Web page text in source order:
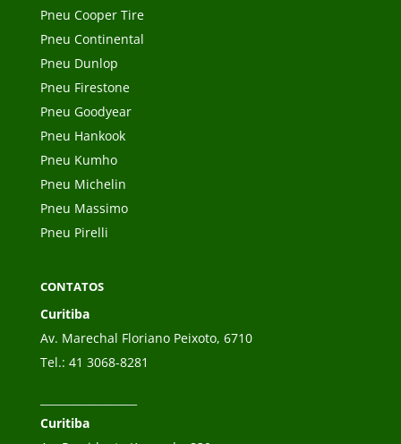
Pneu Cooper Tire
Pneu Continental
Pneu Dunlop
Pneu Firestone
Pneu Goodyear
Pneu Hankook
Pneu Kumho
Pneu Michelin
Pneu Massimo
Pneu Pirelli
CONTATOS
Curitiba
Av. Marechal Floriano Peixoto, 6710
Tel.: 41 3068-8281
Curitiba